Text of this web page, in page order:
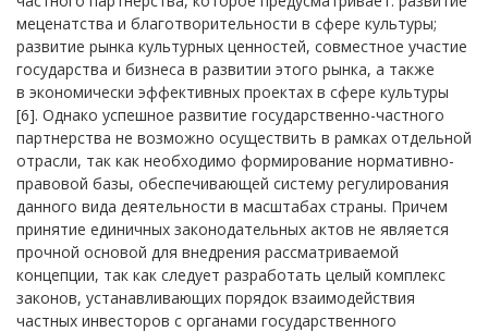
меценатства и благотворительности в сфере культуры;
развитие рынка культурных ценностей, совместное участие
государства и бизнеса в развитии этого рынка, а также
в экономически эффективных проектах в сфере культуры
[6]. Однако успешное развитие государственно-частного
партнерства не возможно осуществить в рамках отдельной
отрасли, так как необходимо формирование нормативно-
правовой базы, обеспечивающей систему регулирования
данного вида деятельности в масштабах страны. Причем
принятие единичных законодательных актов не является
прочной основой для внедрения рассматриваемой
концепции, так как следует разработать целый комплекс
законов, устанавливающих порядок взаимодействия
частных инвесторов с органами государственного